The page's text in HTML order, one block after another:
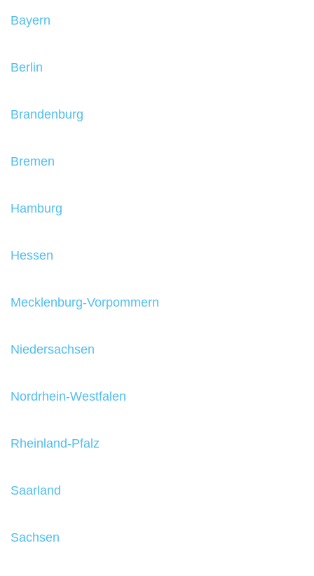
Bayern
Berlin
Brandenburg
Bremen
Hamburg
Hessen
Mecklenburg-Vorpommern
Niedersachsen
Nordrhein-Westfalen
Rheinland-Pfalz
Saarland
Sachsen